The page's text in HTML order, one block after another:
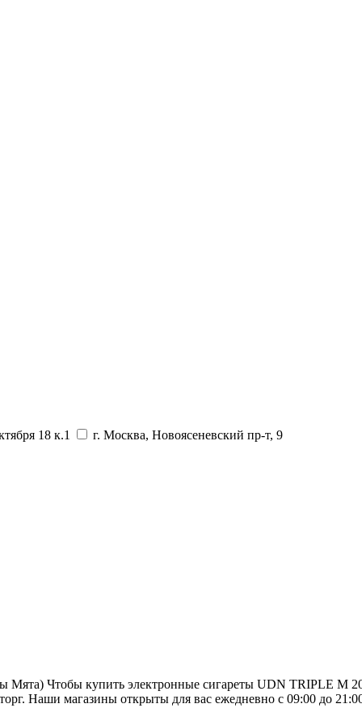
18 к.1 г. Москва, Новоясеневский пр-т, 9
Мята) Чтобы купить электронные сигареты UDN TRIPLE M
Наши магазины открыты для вас ежедневно с 09:00 до